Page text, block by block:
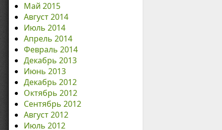
Май 2015
Август 2014
Июль 2014
Апрель 2014
Февраль 2014
Декабрь 2013
Июнь 2013
Декабрь 2012
Октябрь 2012
Сентябрь 2012
Август 2012
Июль 2012